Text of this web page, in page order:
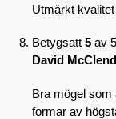
Utmärkt
Betygsatt 5 av 5
David
Bra mögel som
formar av